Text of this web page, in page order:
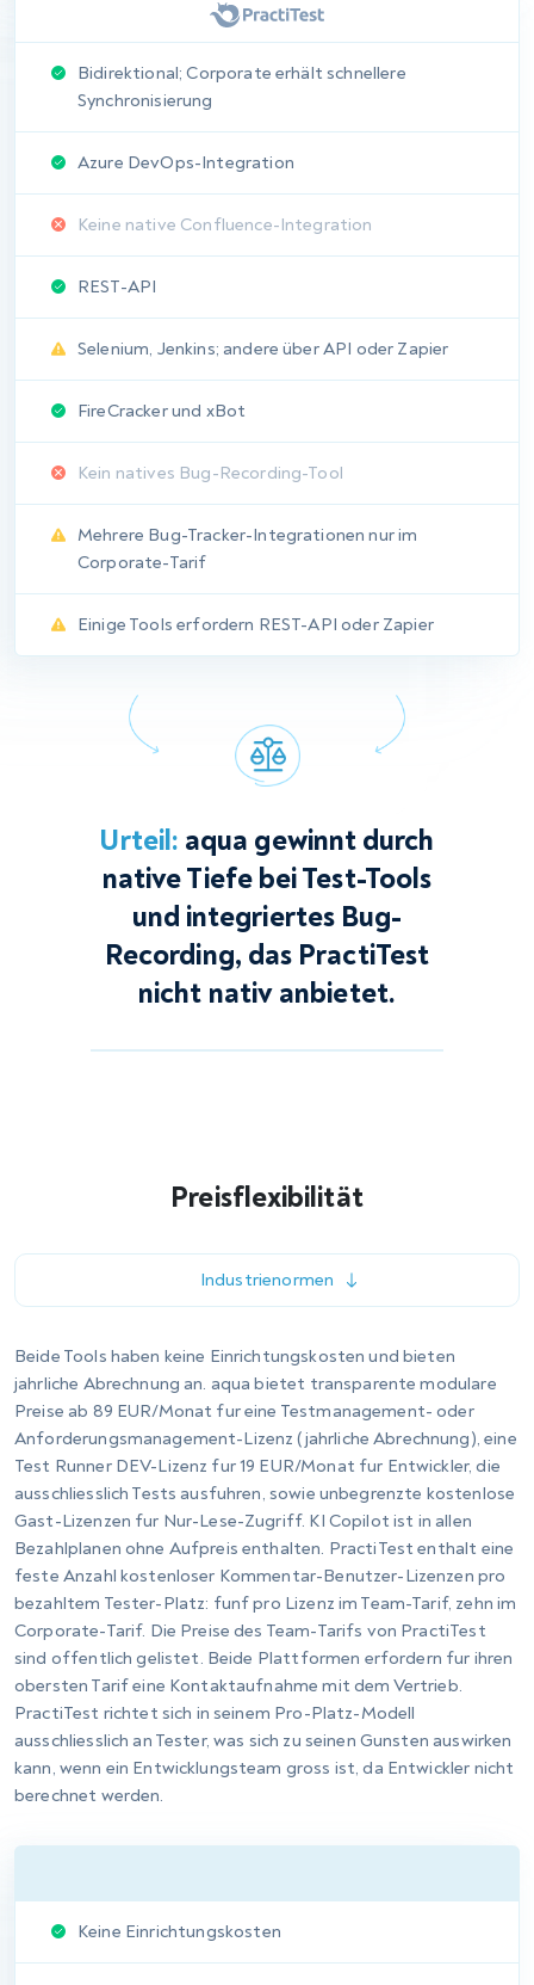
Echtzeit-Datenaktualisierung
Urteil:aqua gewinnt durch
KPI-Warnmeldungen und
proaktive
Benachrichtigungen, die
unterstützt.
Berichterstattung
Industrienormen
aqua umfasst einen vollständig anpassbaren Report-
Assistenten, mit dem Sie beliebige Arbeitsbereichsdaten
organisieren, externe Bilder und Texte hinzufügen und
benutzerdefinierter Skripte erstellen können. PractiTest bietet
eine solide vorlagenbasierte Engine, die die gängigsten QA-
exportiert und planmäßig zugestellt werden. Über die
integrierten Vorlagen hinauszugehen erfordert das Arbeiten
innerhalb der bestehenden Struktur. aqua ermöglicht Drag-
and-drop-Layout, Pivot-Tabellen und skriptgesteuerte
Benutzerdefinierte Berichte mit Drag-and-drop-
Diagramme und Pivot-Tabellen
Parametrisierung und skriptgesteuerte
Automatisierung
Text- und Bildformatierung
Externe Daten und Bilder nativ
Skriptgesteuerte selbstaktualisierende Berichte
Geplante Berichtslieferung
Export als PDF, Word, Excel, HTML
Vom Anbieter bereitgestellte Vorlagenbibliothek
Auf Vorlagenstruktur beschränkt